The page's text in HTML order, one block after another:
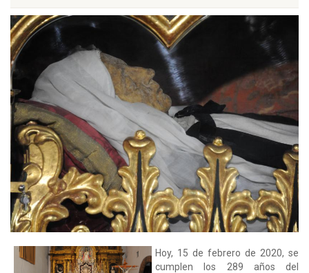
Hoy, 15 de febrero de 2020, se
cumplen los 289 años del